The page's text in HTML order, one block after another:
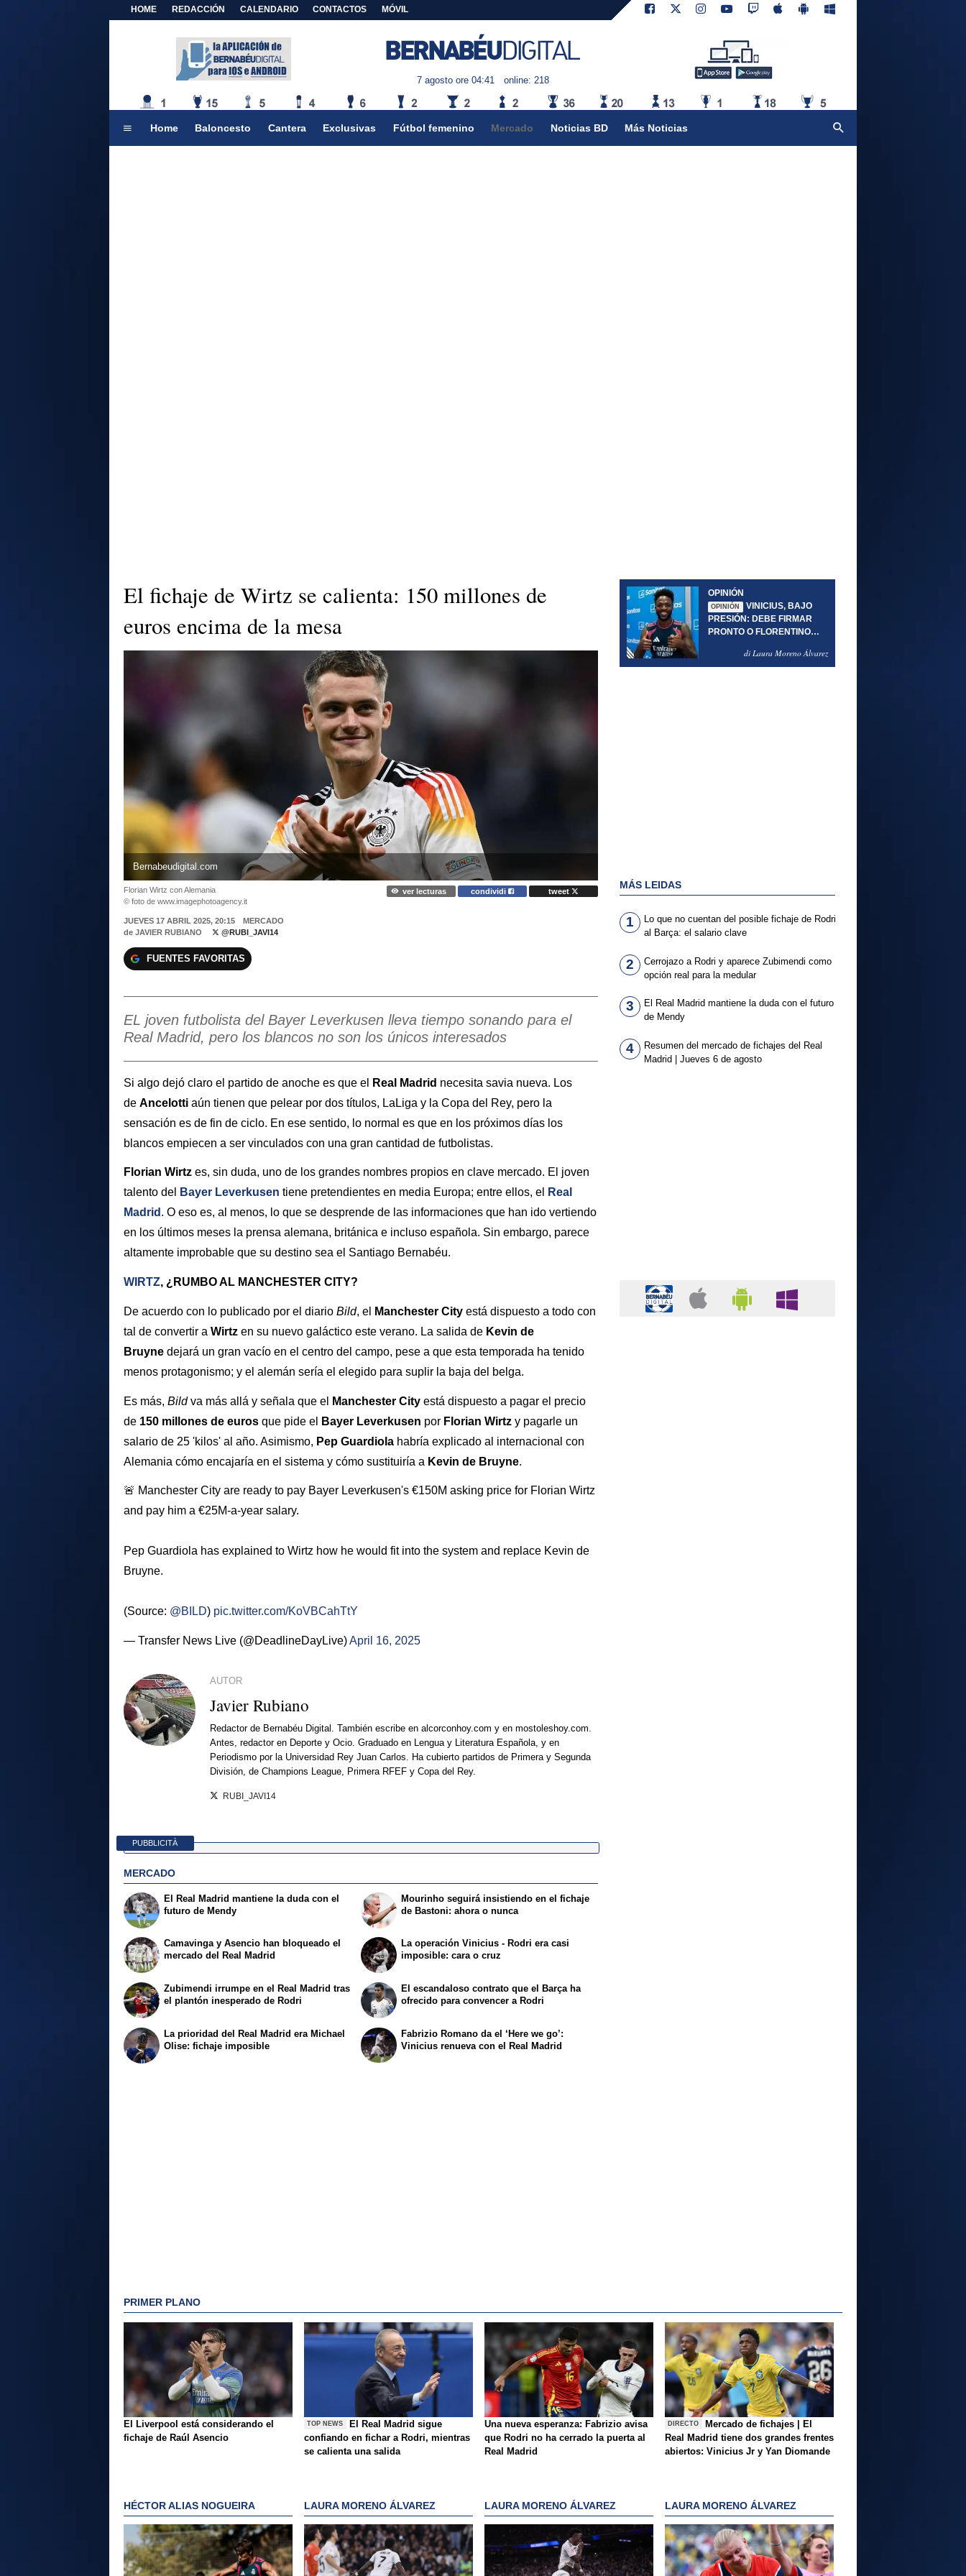
HOME REDACCIÓN CALENDARIO CONTACTOS MÓVIL
7 agosto ore 04:41 online: 218
Home Baloncesto Cantera Exclusivas Fútbol femenino Mercado Noticias BD Más Noticias
El fichaje de Wirtz se calienta: 150 millones de
euros encima de la mesa
Bernabeudigital.com
Florian Wirtz con Alemania
© foto de www.imagephotoagency.it
ver lecturas condividi tweet
JUEVES 17 ABRIL 2025, 20:15
MERCADO
de JAVIER RUBIANO @RUBI_JAVI14
FUENTES FAVORITAS
EL joven futbolista del Bayer Leverkusen lleva tiempo sonando para el
Real Madrid, pero los blancos no son los únicos interesados
Si algo dejó claro el partido de anoche es que el Real Madrid necesita savia nueva. Los
de Ancelotti aún tienen que pelear por dos títulos, LaLiga y la Copa del Rey, pero la
sensación es de fin de ciclo. En ese sentido, lo normal es que en los próximos días los
blancos empiecen a ser vinculados con una gran cantidad de futbolistas.
Florian Wirtz es, sin duda, uno de los grandes nombres propios en clave mercado. El joven
talento del
Bayer Leverkusen tiene pretendientes en media Europa; entre ellos, el
Real
Madrid . O eso es, al menos, lo que se desprende de las informaciones que han ido vertiendo
en los últimos meses la prensa alemana, británica e incluso española. Sin embargo, parece
altamente improbable que su destino sea el Santiago Bernabéu.
WIRTZ, ¿RUMBO AL MANCHESTER CITY?
De acuerdo con lo publicado por el diario Bild, el Manchester City está dispuesto a todo con
tal de convertir a Wirtz en su nuevo galáctico este verano. La salida de Kevin de
Bruyne dejará un gran vacío en el centro del campo, pese a que esta temporada ha tenido
menos protagonismo; y el alemán sería el elegido para suplir la baja del belga.
Es más, Bildva más allá y señala que el Manchester City está dispuesto a pagar el precio
de 150 millones de euros que pide el Bayer Leverkusen por Florian Wirtz y pagarle un
salario de 25 'kilos' al año. Asimismo, Pep Guardiola habría explicado al internacional con
Alemania cómo encajaría en el sistema y cómo sustituiría a Kevin de Bruyne.
🚨 Manchester City are ready to pay Bayer Leverkusen's €150M asking price for Florian Wirtz
and pay him a €25M-a-year salary.
Pep Guardiola has explained to Wirtz how he would fit into the system and replace Kevin de
Bruyne.
(Source: @BILD) pic.twitter.com/KoVBCahTtY
— Transfer News Live (@DeadlineDayLive)April 16, 2025
AUTOR
Javier Rubiano
Redactor de Bernabéu Digital. También escribe en alcorconhoy.com y en mostoleshoy.com.
Antes, redactor en Deporte y Ocio. Graduado en Lengua y Literatura Española, y en
Periodismo por la Universidad Rey Juan Carlos. Ha cubierto partidos de Primera y Segunda
División, de Champions League, Primera RFEF y Copa del Rey.
RUBI_JAVI14
PUBBLICITÀ
MERCADO
El Real Madrid mantiene la duda con el
futuro de Mendy
Camavinga y Asencio han bloqueado el
mercado del Real Madrid
Mourinho seguirá insistiendo en el fichaje
de Bastoni: ahora o nunca
La operación Vinicius - Rodri era casi
imposible: cara o cruz
Zubimendi irrumpe en el Real Madrid tras
el plantón inesperado de Rodri
La prioridad del Real Madrid era Michael
Olise: fichaje imposible
El escandaloso contrato que el Barça ha
ofrecido para convencer a Rodri
Fabrizio Romano da el ‘Here we go’:
Vinicius renueva con el Real Madrid
OPINIÓN
OPINIÓN
VINICIUS, BAJO
PRESIÓN: DEBE FIRMAR
PRONTO O FLORENTINO
di Laura Moreno Álvarez
MÁS LEIDAS
1
Lo que no cuentan del posible fichaje de Rodri
al Barça: el salario clave
2
Cerrojazo a Rodri y aparece Zubimendi como
opción real para la medular
3
El Real Madrid mantiene la duda con el futuro
de Mendy
4
Resumen del mercado de fichajes del Real
Madrid | Jueves 6 de agosto
PRIMER PLANO
El Liverpool está considerando el
fichaje de Raúl Asencio
TOP NEWS
El Real Madrid sigue
confiando en fichar a Rodri, mientras
se calienta una salida
Una nueva esperanza: Fabrizio avisa
que Rodri no ha cerrado la puerta al
Real Madrid
DIRECTO
Mercado de fichajes | El
Real Madrid tiene dos grandes frentes
abiertos: Vinicius Jr y Yan Diomande
HÉCTOR ALIAS NOGUEIRA LAURA MORENO ÁLVAREZ LAURA MORENO ÁLVAREZ LAURA MORENO ÁLVAREZ